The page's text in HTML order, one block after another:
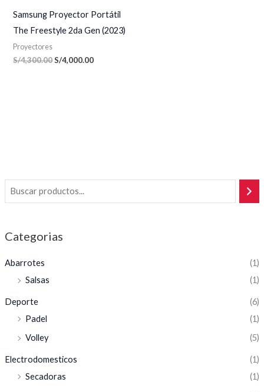
Categorias
Abarrotes
(1)
Salsas
(1)
Deporte
(6)
Padel
(1)
Volley
(5)
Electrodomesticos
(1)
Secadoras
(1)
Samsung Proyector Portátil
The Freestyle 2da Gen (2023)
Proyectores
S/4,300.00S/4,000.00